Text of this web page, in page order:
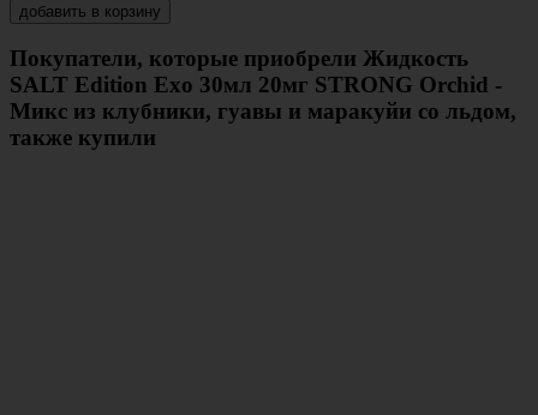
добавить в корзину
Покупатели, которые приобрели Жидкость
SALT Edition Exo 30мл 20мг STRONG Orchid -
Микс из клубники, гуавы и маракуйи со льдом,
также купили